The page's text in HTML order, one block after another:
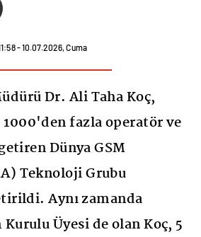
- 10.07.2026, Cuma
Dr. Ali Taha Koç,
fazla operatör ve
Dünya GSM
Teknoloji Grubu
Aynı zamanda
Üyesi de olan Koç, 5